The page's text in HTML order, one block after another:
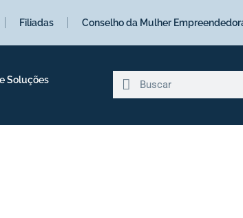
Filiadas Conselho da Mulher
Soluções